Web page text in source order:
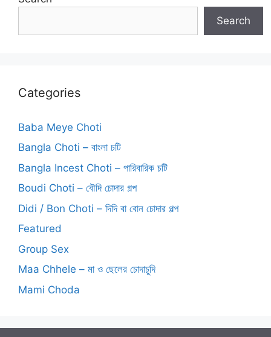
Search
Categories
Baba Meye Choti
Bangla Choti – বাংলা চটি
Bangla Incest Choti – পারিবারিক চটি
Boudi Choti – বৌদি চোদার গল্প
Didi / Bon Choti – দিদি বা বোন চোদার গল্প
Featured
Group Sex
Maa Chhele – মা ও ছেলের চোদাচুদি
Mami Choda